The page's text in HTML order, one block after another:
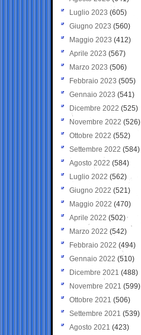
Luglio 2023 (605)
Giugno 2023 (560)
Maggio 2023 (412)
Aprile 2023 (567)
Marzo 2023 (506)
Febbraio 2023 (505)
Gennaio 2023 (541)
Dicembre 2022 (525)
Novembre 2022 (526)
Ottobre 2022 (552)
Settembre 2022 (584)
Agosto 2022 (584)
Luglio 2022 (562)
Giugno 2022 (521)
Maggio 2022 (470)
Aprile 2022 (502)
Marzo 2022 (542)
Febbraio 2022 (494)
Gennaio 2022 (510)
Dicembre 2021 (488)
Novembre 2021 (599)
Ottobre 2021 (506)
Settembre 2021 (539)
Agosto 2021 (423)